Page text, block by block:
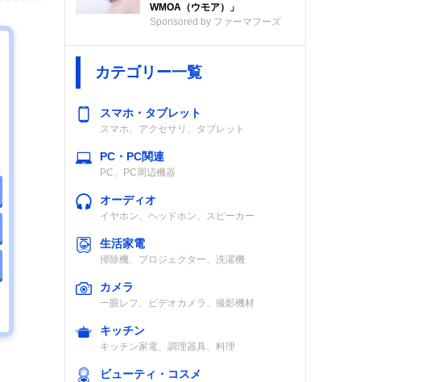
WMOA（ウモア）」
Sponsored by ファーマフーズ
カテゴリー一覧
スマホ・タブレット
スマホ、アクセサリ、タブレット
PC・PC関連
PC、PC周辺機器
オーディオ
イヤホン、ヘッドホン、スピーカー
生活家電
掃除機、プロジェクター、洗濯機
カメラ
一眼レフ、ビデオカメラ、撮影機材
キッチン
キッチン家電、調理器具、料理
ビューティ・コスメ